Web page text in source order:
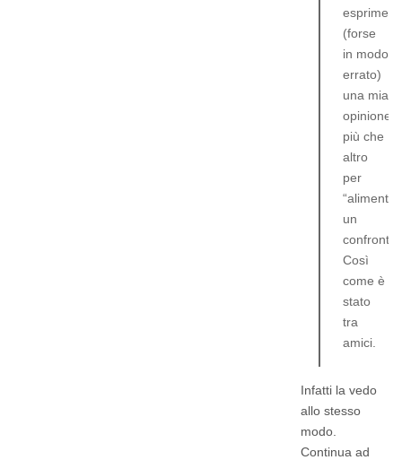
esprimevo
(forse
in modo
errato)
una mia
opinione,
più che
altro
per
un
confronto.
Così
come è
stato
tra
amici.
Infatti la vedo
allo stesso
modo.
Continua ad